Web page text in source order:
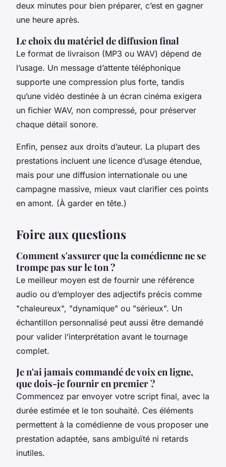
deux minutes pour bien préparer, c’est en gagner
une heure après.
Le choix du matériel de diffusion final
Le format de livraison (MP3 ou WAV) dépend de
l’usage. Un message d’attente téléphonique
supporte une compression plus forte, tandis
qu’une vidéo destinée à un écran cinéma exigera
un fichier WAV, non compressé, pour préserver
chaque détail sonore.
Enfin, pensez aux droits d’auteur. La plupart des
prestations incluent une licence d’usage étendue,
mais pour une diffusion internationale ou une
campagne massive, mieux vaut clarifier ces points
en amont. (À garder en tête.)
Foire aux questions
Comment s'assurer que la comédienne ne se
trompe pas sur le ton ?
Le meilleur moyen est de fournir une référence
audio ou d’employer des adjectifs précis comme
"chaleureux", "dynamique" ou "sérieux". Un
échantillon personnalisé peut aussi être demandé
pour valider l’interprétation avant le tournage
complet.
Je n'ai jamais commandé de voix en ligne,
que dois-je fournir en premier ?
Commencez par envoyer votre script final, avec la
durée estimée et le ton souhaité. Ces éléments
permettent à la comédienne de vous proposer une
prestation adaptée, sans ambiguïté ni retards
inutiles.